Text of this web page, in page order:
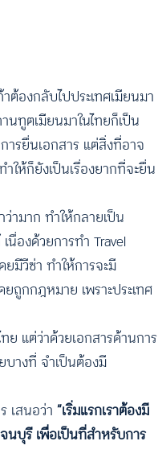
ต้องกลับไปประเทศเมียนมา
ทูตเมียนมาในไทยก็เป็น
ารยื่นเอกสาร แต่สิ่งที่อาจ
ให้ก็ยังเป็นเรื่องยากที่จะยื่น
ามาก ทำให้กลายเป็น
นื่องด้วยการทำ Travel
ยมีวีซ่า ทำให้การจะมี
ยถูกกฎหมาย เพราะประเทศ
ย แต่ว่าด้วยเอกสารด้านการ
บางที่ จำเป็นต้องมี
เสนอว่า “เริ่มแรกเราต้องมี
นบุรี เพื่อเป็นที่สำหรับการ